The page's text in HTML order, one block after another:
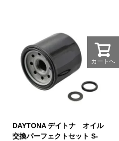
DAYTONA デイトナ オイル
交換パーフェクトセット S-
カートへ